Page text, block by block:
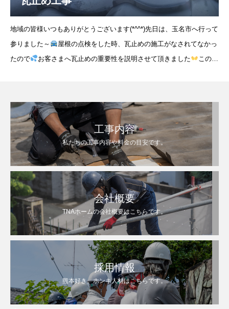
地域の皆様いつもありがとうございます(*^^*)先日は、玉名市へ行って
参りました～
屋根の点検をした時、瓦止めの施工がなされてなかっ
たので
お客さまへ瓦止めの重要性を説明させて頂きました
この赤
工事内容
私たちの工事内容や料金の目安です。
会社概要
TNAホームの会社概要はこちらです。
採用情報
熊本好き。ホンキ人材はこちらです。